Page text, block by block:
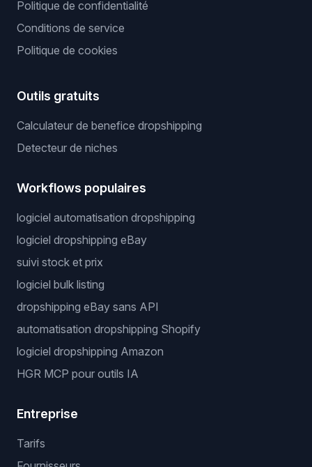
Politique de confidentialité
Conditions de service
Politique de cookies
Outils gratuits
Calculateur de benefice dropshipping
Detecteur de niches
Workflows populaires
logiciel automatisation dropshipping
logiciel dropshipping eBay
suivi stock et prix
logiciel bulk listing
dropshipping eBay sans API
automatisation dropshipping Shopify
logiciel dropshipping Amazon
HGR MCP pour outils IA
Entreprise
Tarifs